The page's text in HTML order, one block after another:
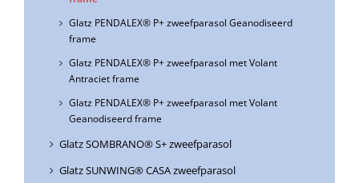
Glatz PENDALEX® P+ zweefparasol Geanodiseerd
frame
Glatz PENDALEX® P+ zweefparasol met Volant
Antraciet frame
Glatz PENDALEX® P+ zweefparasol met Volant
Geanodiseerd frame
Glatz SOMBRANO® S+ zweefparasol
Glatz SUNWING® CASA zweefparasol